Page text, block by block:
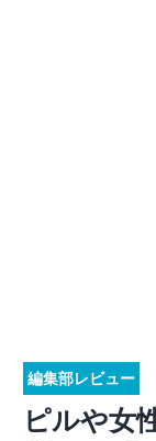
編集部レビュー
ピルや女